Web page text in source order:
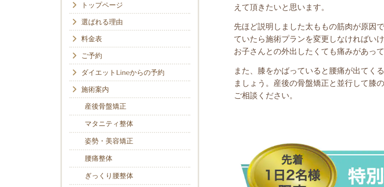
えて頂きたいと思います。
先ほど説明しました太ももの筋肉が原因
ていたら施術プランを変更しなければい
お子さんとの外出したくても痛みがあっ
また、膝をかばっていると腰痛が出てく
ましょう。産後の骨盤矯正と並行して膝
ご相談ください。
トップページ
選ばれる理由
料金表
ご予約
ダイエットLineからの予約
施術案内
産後骨盤矯正
マタニティ整体
姿勢・美容矯正
腰痛整体
ぎっくり腰整体